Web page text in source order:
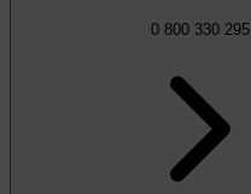
0 800 330 295